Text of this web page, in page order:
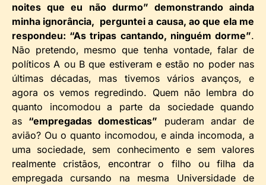
noites que eu não durmo” demonstrando ainda
minha ignorância, perguntei a causa, ao que ela me
respondeu: “As tripas cantando, ninguém dorme”.
Não pretendo, mesmo que tenha vontade, falar de
políticos A ou B que estiveram e estão no poder nas
últimas décadas, mas tivemos vários avanços, e
agora os vemos regredindo. Quem não lembra do
quanto incomodou a parte da sociedade quando
as “empregadas domesticas” puderam andar de
avião? Ou o quanto incomodou, e ainda incomoda, a
uma sociedade, sem conhecimento e sem valores
realmente cristãos, encontrar o filho ou filha da
empregada cursando na mesma Universidade de